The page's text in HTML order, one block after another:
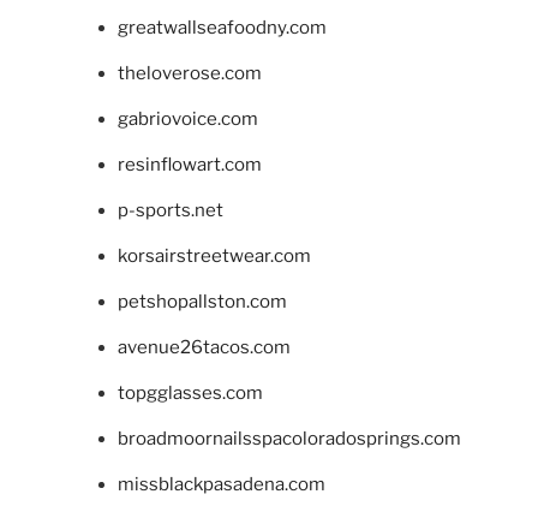
greatwallseafoodny.com
theloverose.com
gabriovoice.com
resinflowart.com
p-sports.net
korsairstreetwear.com
petshopallston.com
avenue26tacos.com
topgglasses.com
broadmoornailsspacoloradosprings.com
missblackpasadena.com